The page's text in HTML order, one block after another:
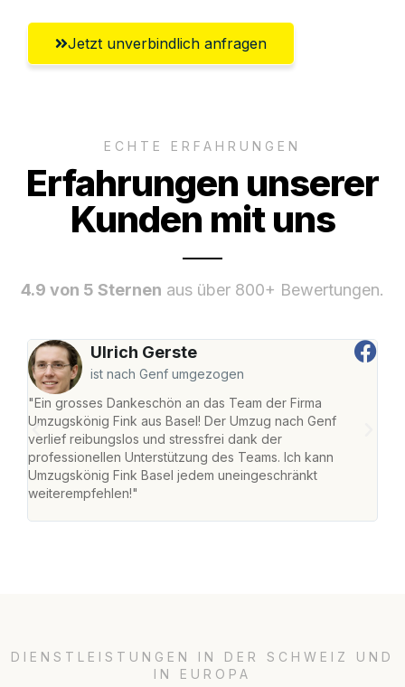
Jetzt unverbindlich anfragen
ECHTE ERFAHRUNGEN
Erfahrungen unserer
Kunden mit uns
4.9 von 5 Sternen aus über 800+ Bewertungen.
Ulrich Gerste
ist nach Genf umgezogen
"Ein grosses Dankeschön an das Team der Firma
Umzugskönig Fink aus Basel! Der Umzug nach Genf
verlief reibungslos und stressfrei dank der
professionellen Unterstützung des Teams. Ich kann
Umzugskönig Fink Basel jedem uneingeschränkt
weiterempfehlen!"
DIENSTLEISTUNGEN IN DER SCHWEIZ UND
IN EUROPA